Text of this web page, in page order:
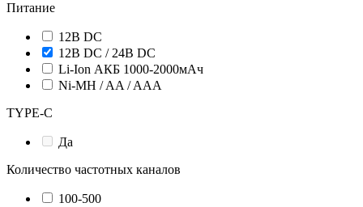
Питание
12В DC
12В DC / 24В DC
Li-Ion АКБ 1000-2000мАч
Ni-MH / AA / AAA
TYPE-C
Да
Количество частотных каналов
100-500